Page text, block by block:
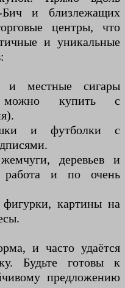
Бич и близлежащих
центры, что
и уникальные
и местные сигары
купить с
и футболки с
деревьев и
и по очень
картины на
и часто удаётся
Будьте готовы к
предложению